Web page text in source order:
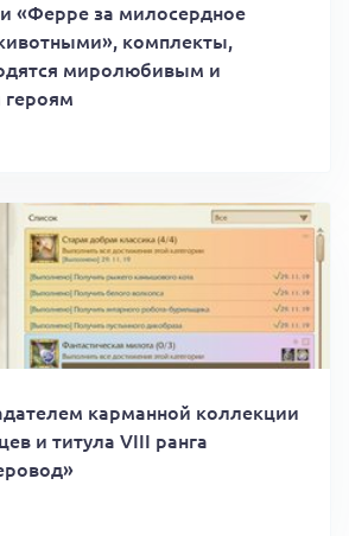
«Ферре за милосердное
комплекты,
миролюбивым и
карманной коллекции
и титула VIII ранга